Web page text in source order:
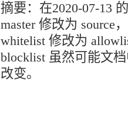
摘要：在2020-07-13
master 修改为 source
whitelist 修改为
blocklist 虽然可能文
改变。